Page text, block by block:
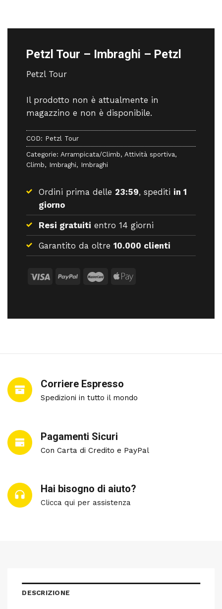
Petzl Tour – Imbraghi – Petzl
Petzl Tour
Il prodotto non è attualmente in
magazzino e non è disponibile.
COD: Petzl Tour
Categorie: Arrampicata/Climb, Attività sportiva,
Climb, Imbraghi, Imbraghi
Ordini prima delle 23:59, spediti in 1
giorno
Resi gratuiti entro 14 giorni
Garantito da oltre 10.000 clienti
Corriere Espresso
Spedizioni in tutto il mondo
Pagamenti Sicuri
Con Carta di Credito e PayPal
Hai bisogno di aiuto?
Clicca qui per assistenza
DESCRIZIONE